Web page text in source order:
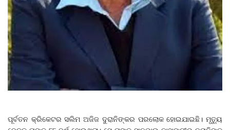
ପୂର୍ବତନ କ୍ରିକେଟର ସଲିମ ଅଜିଜ ଦୁରାନିଙ୍କର ପରଲୋକ ହୋଇଯାଇଛି। ମୃତ୍ୟୁ